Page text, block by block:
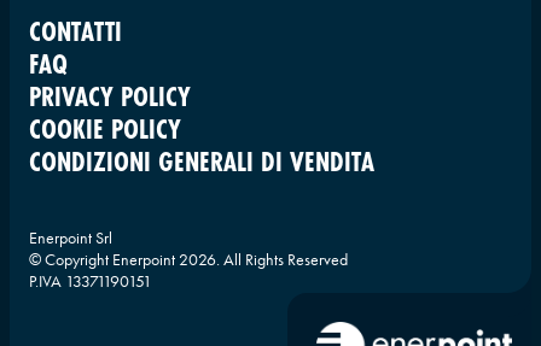
CONTATTI
FAQ
PRIVACY POLICY
COOKIE POLICY
CONDIZIONI GENERALI DI VENDITA
Enerpoint Srl
© Copyright Enerpoint 2026. All Rights Reserved
P.IVA 13371190151